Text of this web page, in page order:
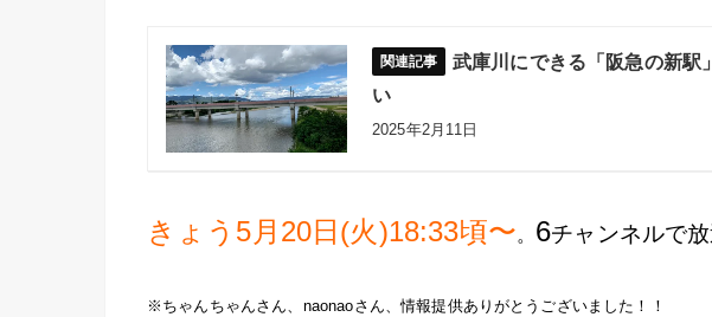
武庫川にできる「阪急の新駅
い
2025年2月11日
きょう5月20日(火)18:33頃〜。 6チャンネルで放
※ちゃんちゃんさん、naonaoさん、情報提供ありがとうございました！！